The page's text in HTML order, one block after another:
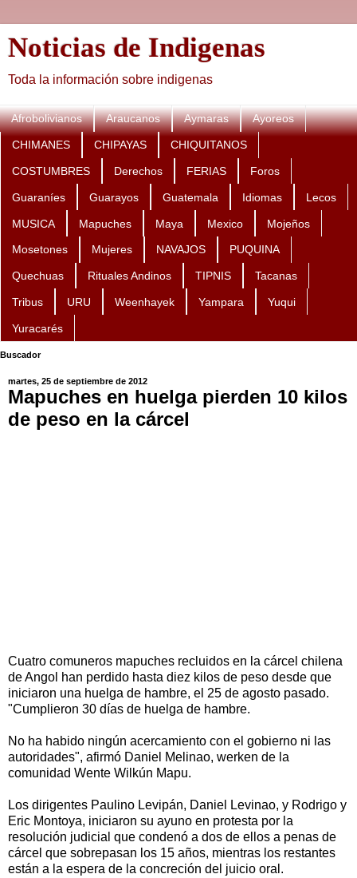
Noticias de Indigenas
Toda la información sobre indigenas
Afrobolivianos Araucanos Aymaras Ayoreos
CHIMANES CHIPAYAS CHIQUITANOS
COSTUMBRES Derechos FERIAS Foros
Guaraníes Guarayos Guatemala Idiomas Lecos
MUSICA Mapuches Maya Mexico Mojeños
Mosetones Mujeres NAVAJOS PUQUINA
Quechuas Rituales Andinos TIPNIS Tacanas
Tribus URU Weenhayek Yampara Yuqui
Yuracarés
Buscador
martes, 25 de septiembre de 2012
Mapuches en huelga pierden 10 kilos
de peso en la cárcel
Cuatro comuneros mapuches recluidos en la cárcel chilena
de Angol han perdido hasta diez kilos de peso desde que
iniciaron una huelga de hambre, el 25 de agosto pasado.
"Cumplieron 30 días de huelga de hambre.
No ha habido ningún acercamiento con el gobierno ni las
autoridades", afirmó Daniel Melinao, werken de la
comunidad Wente Wilkún Mapu.
Los dirigentes Paulino Levipán, Daniel Levinao, y Rodrigo y
Eric Montoya, iniciaron su ayuno en protesta por la
resolución judicial que condenó a dos de ellos a penas de
cárcel que sobrepasan los 15 años, mientras los restantes
están a la espera de la concreción del juicio oral.